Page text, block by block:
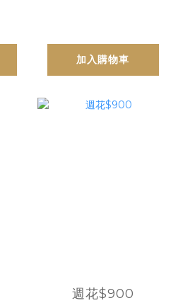
加入購物車
週花$900